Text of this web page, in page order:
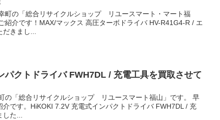
町の「総合リサイクルショップ リユースマート・マート福
紹介です！MAX/マックス 高圧ターボドライバ HV-R41G4-R / エ
きまし...
パクトドライバ FWH7DL / 充電工具を買取させて
の「総合リサイクルショップ リユースマート福山」です。 早
です。HiKOKI 7.2V 充電式インパクトドライバ FWH7DL / 充
た...